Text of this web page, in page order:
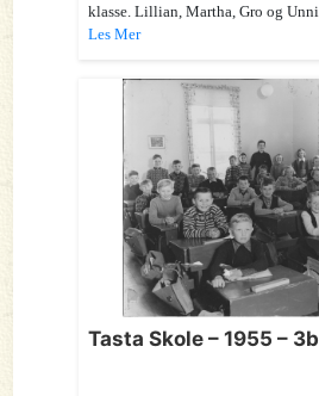
klasse. Lillian, Martha, Gro og Unni.
Les Mer
Tasta Skole – 1955 – 3b